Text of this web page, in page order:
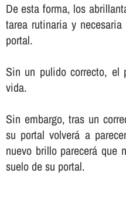
De esta forma, los
tarea rutinaria y
portal.
Sin un pulido correcto, el
vida.
Sin embargo, tras un
su portal volverá a
nuevo brillo parecerá que
suelo de su portal.